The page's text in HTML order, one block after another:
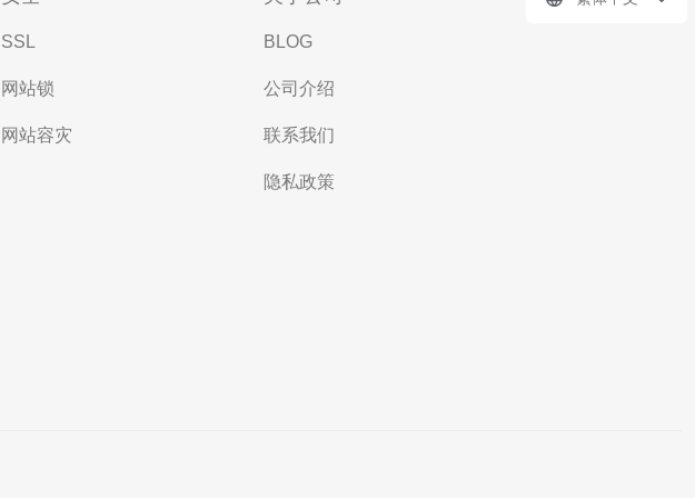
SSL
网站锁
网站容灾
BLOG
公司介绍
联系我们
隐私政策